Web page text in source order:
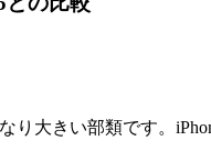
大きい部類です。